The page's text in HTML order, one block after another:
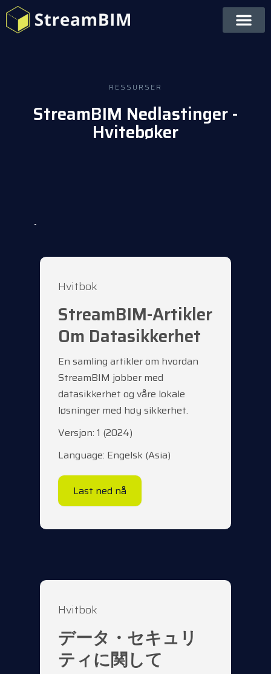
RESSURSER
StreamBIM Nedlastinger -
Hvitebøker
-
Hvitbok
StreamBIM-Artikler
Om Datasikkerhet
En samling artikler om hvordan
StreamBIM jobber med
datasikkerhet og våre lokale
løsninger med høy sikkerhet.
Versjon: 1 (2024)
Language: Engelsk (Asia)
Last ned nå
Hvitbok
データ・セキュリ
ティに関して